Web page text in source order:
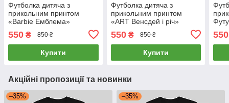
Футболка дитяча з
прикольним принтом
«Barbie Емблема»
550 ₴ 850 ₴
Купити
Футболка дитяча з
прикольним принтом
«ART Венсдей і річ»
550₴ 850 ₴
Купити
550
Акційні пропозиції та новинки
–35% –35%